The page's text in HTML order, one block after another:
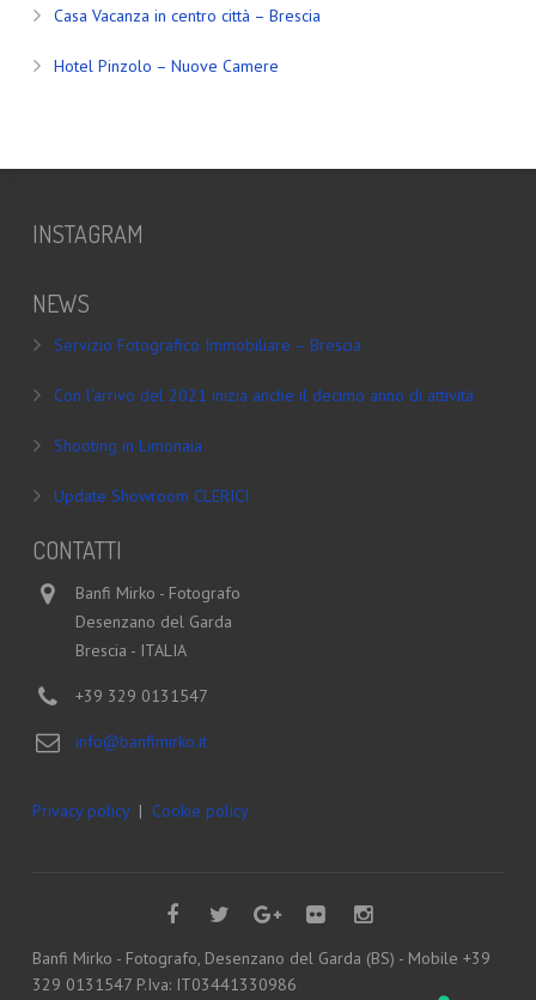
Casa Vacanza in centro città – Brescia
Hotel Pinzolo – Nuove Camere
INSTAGRAM
NEWS
Servizio Fotografico Immobiliare – Brescia
Con l’arrivo del 2021 inizia anche il decimo anno di attività
Shooting in Limonaia
Update Showroom CLERICI
CONTATTI
Banfi Mirko - Fotografo
Desenzano del Garda
Brescia - ITALIA
+39 329 0131547
info@banfimirko.it
Privacy policy| Cookie policy
Banfi Mirko - Fotografo, Desenzano del Garda (BS) - Mobile +39
329 0131547 P.Iva: IT03441330986